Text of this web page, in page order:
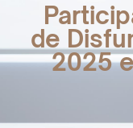
de
2025